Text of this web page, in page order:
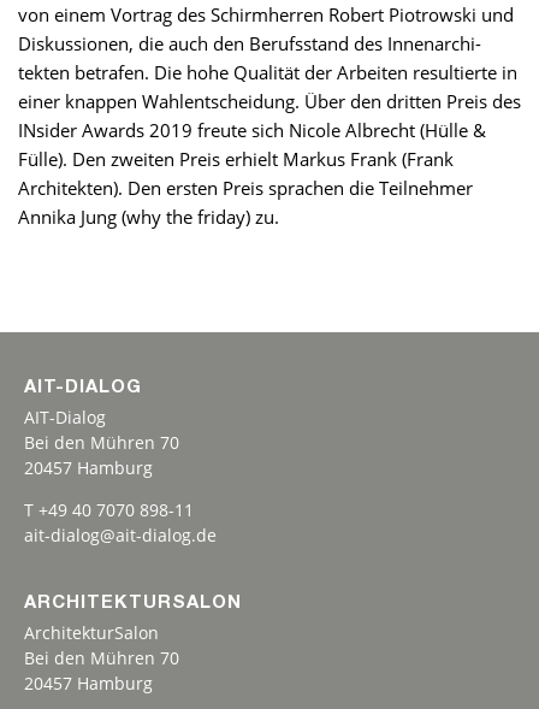
von einem Vortrag des Schirmherren Robert Piotrowski und
Diskussionen, die auch den Berufsstand des Innenarchi­
tekten betrafen. Die hohe Qualität der Arbeiten resultierte in
einer knappen Wahlentscheidung. Über den dritten Preis des
INsider Awards 2019 freute sich Nicole Albrecht (Hülle &
Fülle). Den zweiten Preis erhielt Markus Frank (Frank
Architekten). Den ersten Preis sprachen die Teilnehmer
Annika Jung (why the friday) zu.
AIT-DIALOG
AIT-Dialog
Bei den Mühren 70
20457 Hamburg
T +49 40 7070 898-11
ait-dialog@ait-dialog.de
ARCHITEKTURSALON
ArchitekturSalon
Bei den Mühren 70
20457 Hamburg